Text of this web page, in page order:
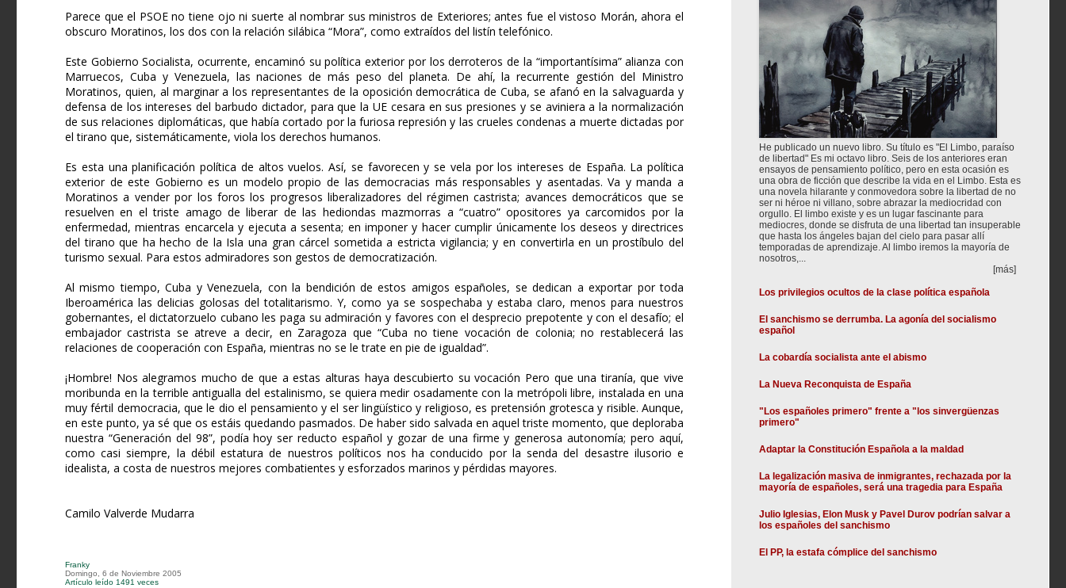
Parece que el PSOE no tiene ojo ni suerte al nombrar sus ministros de Exteriores; antes fue el vistoso Morán, ahora el
obscuro Moratinos, los dos con la relación silábica “Mora”, como extraídos del listín telefónico.
Este Gobierno Socialista, ocurrente, encaminó su política exterior por los derroteros de la “importantísima” alianza con
Marruecos, Cuba y Venezuela, las naciones de más peso del planeta. De ahí, la recurrente gestión del Ministro
Moratinos, quien, al marginar a los representantes de la oposición democrática de Cuba, se afanó en la salvaguarda y
defensa de los intereses del barbudo dictador, para que la UE cesara en sus presiones y se aviniera a la normalización
de sus relaciones diplomáticas, que había cortado por la furiosa represión y las crueles condenas a muerte dictadas por
el tirano que, sistemáticamente, viola los derechos humanos.
Es esta una planificación política de altos vuelos. Así, se favorecen y se vela por los intereses de España. La política
exterior de este Gobierno es un modelo propio de las democracias más responsables y asentadas. Va y manda a
Moratinos a vender por los foros los progresos liberalizadores del régimen castrista; avances democráticos que se
resuelven en el triste amago de liberar de las hediondas mazmorras a “cuatro” opositores ya carcomidos por la
enfermedad, mientras encarcela y ejecuta a sesenta; en imponer y hacer cumplir únicamente los deseos y directrices
del tirano que ha hecho de la Isla una gran cárcel sometida a estricta vigilancia; y en convertirla en un prostíbulo del
turismo sexual. Para estos admiradores son gestos de democratización.
Al mismo tiempo, Cuba y Venezuela, con la bendición de estos amigos españoles, se dedican a exportar por toda
Iberoamérica las delicias golosas del totalitarismo. Y, como ya se sospechaba y estaba claro, menos para nuestros
gobernantes, el dictatorzuelo cubano les paga su admiración y favores con el desprecio prepotente y con el desafío; el
embajador castrista se atreve a decir, en Zaragoza que “Cuba no tiene vocación de colonia; no restablecerá las
relaciones de cooperación con España, mientras no se le trate en pie de igualdad”.
¡Hombre! Nos alegramos mucho de que a estas alturas haya descubierto su vocación Pero que una tiranía, que vive
moribunda en la terrible antigualla del estalinismo, se quiera medir osadamente con la metrópoli libre, instalada en una
muy fértil democracia, que le dio el pensamiento y el ser lingüístico y religioso, es pretensión grotesca y risible. Aunque,
en este punto, ya sé que os estáis quedando pasmados. De haber sido salvada en aquel triste momento, que deploraba
nuestra “Generación del 98”, podía hoy ser reducto español y gozar de una firme y generosa autonomía; pero aquí,
como casi siempre, la débil estatura de nuestros políticos nos ha conducido por la senda del desastre ilusorio e
idealista, a costa de nuestros mejores combatientes y esforzados marinos y pérdidas mayores.
Camilo Valverde Mudarra
Franky
Domingo, 6 de Noviembre 2005
Artículo leído 1491 veces
He publicado un nuevo libro. Su título es "El Limbo, paraíso
de libertad" Es mi octavo libro. Seis de los anteriores eran
ensayos de pensamiento político, pero en esta ocasión es
una obra de ficción que describe la vida en el Limbo. Esta es
una novela hilarante y conmovedora sobre la libertad de no
ser ni héroe ni villano, sobre abrazar la mediocridad con
orgullo. El limbo existe y es un lugar fascinante para
mediocres, donde se disfruta de una libertad tan insuperable
que hasta los ángeles bajan del cielo para pasar allí
temporadas de aprendizaje. Al limbo iremos la mayoría de
nosotros,...
[más]
Los privilegios ocultos de la clase política española
El sanchismo se derrumba. La agonía del socialismo
español
La cobardía socialista ante el abismo
La Nueva Reconquista de España
"Los españoles primero" frente a "los sinvergüenzas
primero"
Adaptar la Constitución Española a la maldad
La legalización masiva de inmigrantes, rechazada por la
mayoría de españoles, será una tragedia para España
Julio Iglesias, Elon Musk y Pavel Durov podrían salvar a
los españoles del sanchismo
El PP, la estafa cómplice del sanchismo